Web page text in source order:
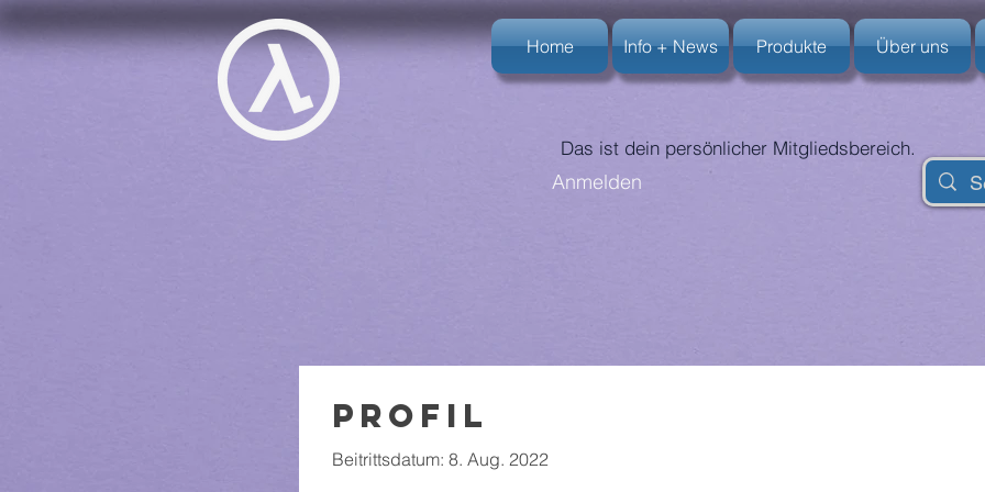
Home Info + News Produkte Über uns
Anmelden
Profil
Beitrittsdatum: 8. Aug. 2022
Das ist dein persönlicher Mitgliedsbereich.